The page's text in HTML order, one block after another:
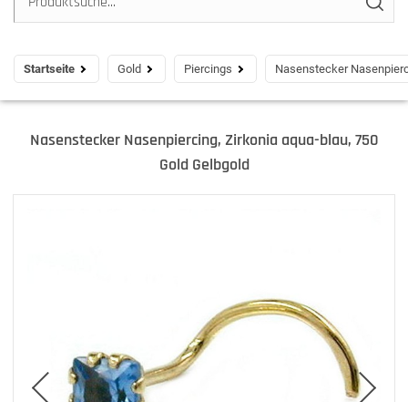
Startseite Gold Piercings Nasenstecker
Nasenstecker Nasenpiercing, Zirkonia aqua-blau, 750
Gold Gelbgold